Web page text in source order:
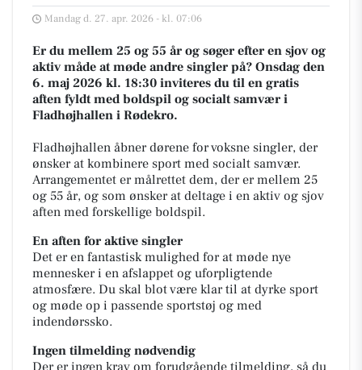
Mandag d. 27. apr. 2026 - kl. 07:06
Er du mellem 25 og 55 år og søger efter en sjov og
aktiv måde at møde andre singler på? Onsdag den
6. maj 2026 kl. 18:30 inviteres du til en gratis
aften fyldt med boldspil og socialt samvær i
Fladhøjhallen i Rødekro.
Fladhøjhallen åbner dørene for voksne singler, der
ønsker at kombinere sport med socialt samvær.
Arrangementet er målrettet dem, der er mellem 25
og 55 år, og som ønsker at deltage i en aktiv og sjov
aften med forskellige boldspil.
En aften for aktive singler
Det er en fantastisk mulighed for at møde nye
mennesker i en afslappet og uforpligtende
atmosfære. Du skal blot være klar til at dyrke sport
og møde op i passende sportstøj og med
indendørssko.
Ingen tilmelding nødvendig